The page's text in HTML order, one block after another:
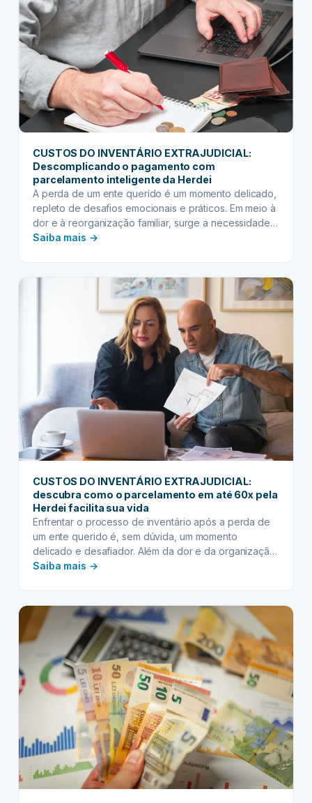
acordos
equitativos
e
duradouros
na
partilha
CUSTOS DO INVENTÁRIO EXTRAJUDICIAL:
Descomplicando o pagamento com
parcelamento inteligente da Herdei
A perda de um ente querido é um momento delicado,
repleto de desafios emocionais e práticos. Em meio à
dor e à reorganização familiar, surge a necessidade
de lidar com o inventário, um processo essencial para
apresentam como um obstáculo…
Saiba mais →:
INVENTÁRIO
EXTRAJUDICIAL:
Descomplicando
pagamento
com
parcelamento
inteligente
da
CUSTOS DO INVENTÁRIO EXTRAJUDICIAL:
descubra como o parcelamento em até 60x pela
Herdei facilita sua vida
Enfrentar o processo de inventário após a perda de
um ente querido é, sem dúvida, um momento
delicado e desafiador. Além da dor e da organização
emocional, surge a preocupação com os aspectos
significativa que, muitas vezes, pega os herdeiros de
surpresa.…
Saiba mais →:
INVENTÁRIO
EXTRAJUDICIAL:
descubra
como
o
parcelamento
em
até
60x
pela
Herdei
facilita